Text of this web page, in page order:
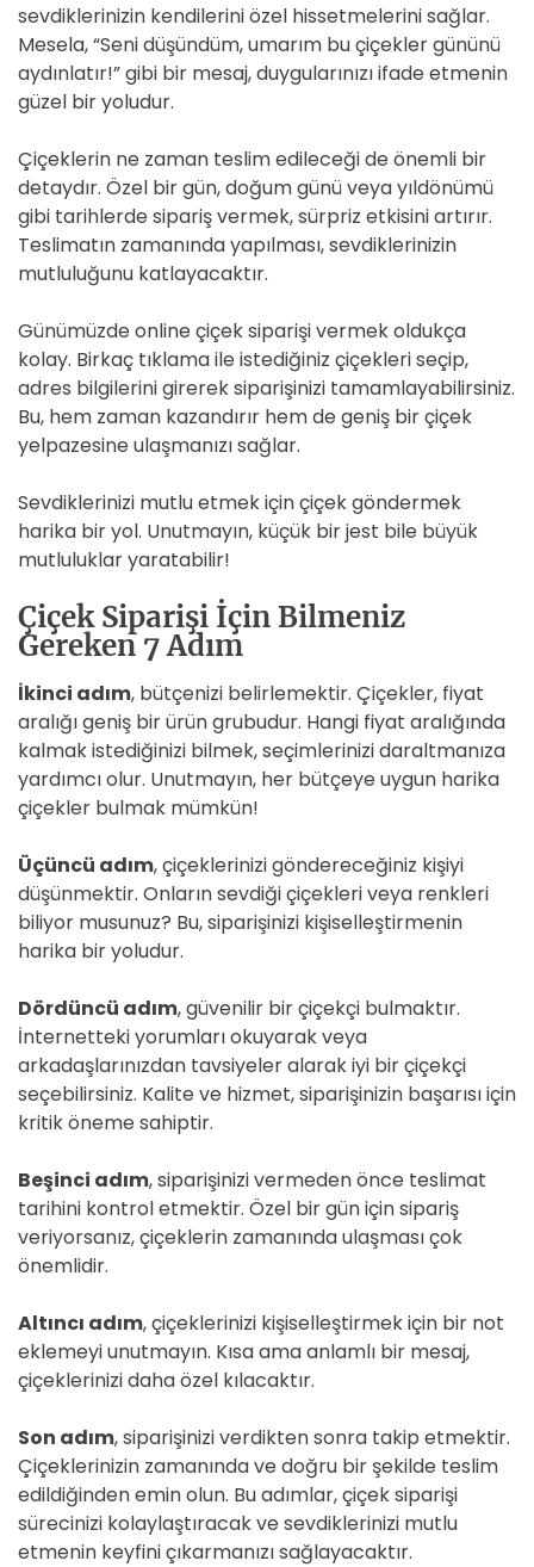
sevdiklerinizin kendilerini özel hissetmelerini sağlar.
Mesela, “Seni düşündüm, umarım bu çiçekler gününü
aydınlatır!” gibi bir mesaj, duygularınızı ifade etmenin
güzel bir yoludur.
Çiçeklerin ne zaman teslim edileceği de önemli bir
detaydır. Özel bir gün, doğum günü veya yıldönümü
gibi tarihlerde sipariş vermek, sürpriz etkisini artırır.
Teslimatın zamanında yapılması, sevdiklerinizin
mutluluğunu katlayacaktır.
Günümüzde online çiçek siparişi vermek oldukça
kolay. Birkaç tıklama ile istediğiniz çiçekleri seçip,
adres bilgilerini girerek siparişinizi tamamlayabilirsiniz.
Bu, hem zaman kazandırır hem de geniş bir çiçek
yelpazesine ulaşmanızı sağlar.
Sevdiklerinizi mutlu etmek için çiçek göndermek
harika bir yol. Unutmayın, küçük bir jest bile büyük
mutluluklar yaratabilir!
Çiçek Siparişi İçin Bilmeniz
Gereken 7 Adım
İkinci adım, bütçenizi belirlemektir. Çiçekler, fiyat
aralığı geniş bir ürün grubudur. Hangi fiyat aralığında
kalmak istediğinizi bilmek, seçimlerinizi daraltmanıza
yardımcı olur. Unutmayın, her bütçeye uygun harika
çiçekler bulmak mümkün!
Üçüncü adım, çiçeklerinizi göndereceğiniz kişiyi
düşünmektir. Onların sevdiği çiçekleri veya renkleri
biliyor musunuz? Bu, siparişinizi kişiselleştirmenin
harika bir yoludur.
Dördüncü adım, güvenilir bir çiçekçi bulmaktır.
İnternetteki yorumları okuyarak veya
arkadaşlarınızdan tavsiyeler alarak iyi bir çiçekçi
seçebilirsiniz. Kalite ve hizmet, siparişinizin başarısı için
kritik öneme sahiptir.
Beşinci adım, siparişinizi vermeden önce teslimat
tarihini kontrol etmektir. Özel bir gün için sipariş
veriyorsanız, çiçeklerin zamanında ulaşması çok
önemlidir.
Altıncı adım, çiçeklerinizi kişiselleştirmek için bir not
eklemeyi unutmayın. Kısa ama anlamlı bir mesaj,
çiçeklerinizi daha özel kılacaktır.
Son adım, siparişinizi verdikten sonra takip etmektir.
Çiçeklerinizin zamanında ve doğru bir şekilde teslim
edildiğinden emin olun. Bu adımlar, çiçek siparişi
sürecinizi kolaylaştıracak ve sevdiklerinizi mutlu
etmenin keyfini çıkarmanızı sağlayacaktır.